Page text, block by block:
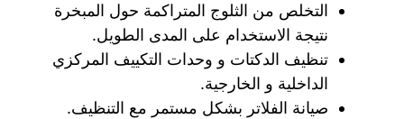
التخلص من الثلوج المتراكمة حول المبخرة
نتيجة الاستخدام على المدى الطويل.
تنظيف الدكتات و وحدات التكييف المركزي
الداخلية و الخارجية.
صيانة الفلاتر بشكل مستمر مع التنظيف.